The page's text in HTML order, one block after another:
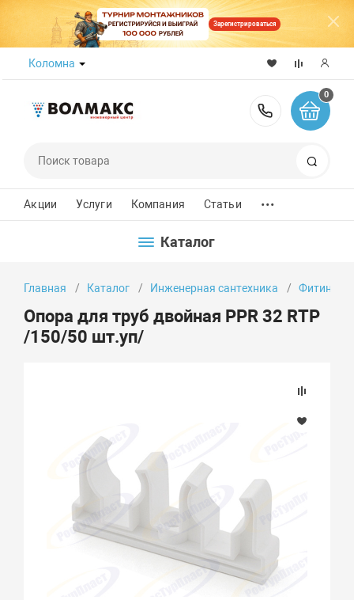
Зарегистрироваться
Коломна
8 (800)
0
Акции Услуги Компания Статьи ...
Каталог
Главная Каталог Инженерная сантехника Фитинги
Опора для труб двойная PPR 32 RTP
/150/50 шт.уп/